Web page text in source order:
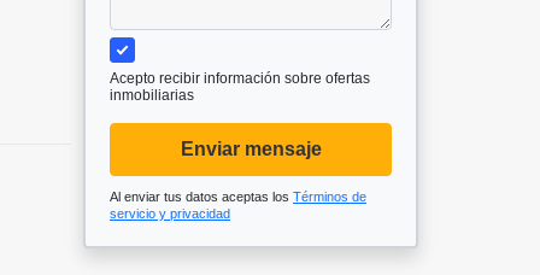
Acepto recibir información sobre ofertas
inmobiliarias
Enviar mensaje
Al enviar tus datos aceptas los Términos de
servicio y privacidad